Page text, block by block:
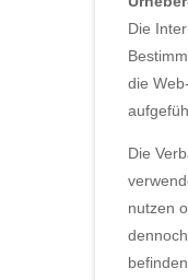
Die
die
Die
nutzen